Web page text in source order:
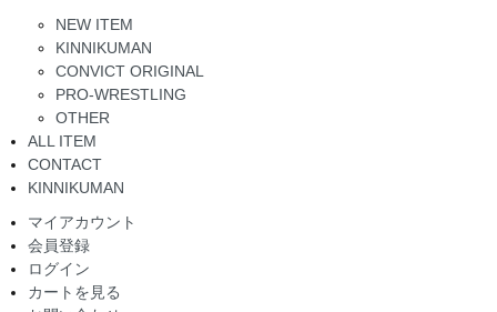
NEW ITEM
KINNIKUMAN
CONVICT ORIGINAL
PRO-WRESTLING
OTHER
ALL ITEM
CONTACT
KINNIKUMAN
マイアカウント
会員登録
ログイン
カートを見る